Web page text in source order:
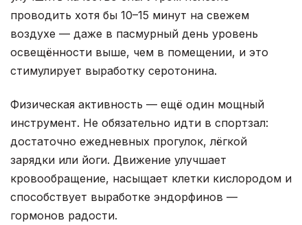
проводить хотя бы 10–15 минут на свежем
воздухе — даже в пасмурный день уровень
освещённости выше, чем в помещении, и это
стимулирует выработку серотонина.
Физическая активность — ещё один мощный
инструмент. Не обязательно идти в спортзал:
достаточно ежедневных прогулок, лёгкой
зарядки или йоги. Движение улучшает
кровообращение, насыщает клетки кислородом и
способствует выработке эндорфинов —
гормонов радости.